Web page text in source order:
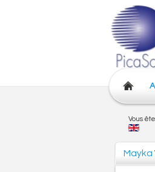
Vous
Mayka